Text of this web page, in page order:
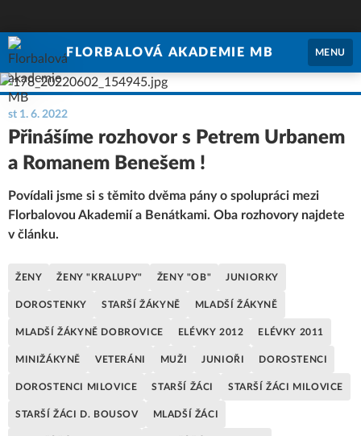
FLORBALOVÁ AKADEMIE MB MENU
st 1. 6. 2022
Přinášíme rozhovor s Petrem Urbanem
a Romanem Benešem !
Povídali jsme si s těmito dvěma pány o spolupráci mezi
Florbalovou Akademií a Benátkami. Oba rozhovory najdete
v článku.
ŽENY ŽENY "KRALUPY" ŽENY "OB" JUNIORKY
DOROSTENKY STARŠÍ ŽÁKYNĚ MLADŠÍ ŽÁKYNĚ
MLADŠÍ ŽÁKYNĚ DOBROVICE ELÉVKY 2012 ELÉVKY 2011
MINIŽÁKYNĚ VETERÁNI MUŽI JUNIOŘI DOROSTENCI
DOROSTENCI MILOVICE STARŠÍ ŽÁCI STARŠÍ ŽÁCI MILOVICE
STARŠÍ ŽÁCI D. BOUSOV MLADŠÍ ŽÁCI